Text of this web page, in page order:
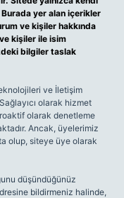
Burada yer alan içerikler
ve kişiler hakkında
kişiler ile isim
bilgiler taslak
ve İletişim
olarak hizmet
olarak denetleme
Ancak, üyelerimiz
olup, siteye üye olarak
düşündüğünüz
bildirmeniz halinde,